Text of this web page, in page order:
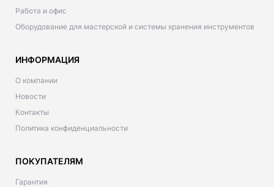
Работа и офис
Оборудование для мастерской и системы хранения инструментов
ИНФОРМАЦИЯ
О компании
Новости
Контакты
Политика конфиденциальности
ПОКУПАТЕЛЯМ
Гарантия